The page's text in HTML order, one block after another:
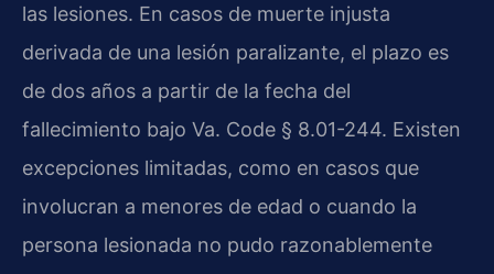
las lesiones. En casos de muerte injusta
derivada de una lesión paralizante, el plazo es
de dos años a partir de la fecha del
fallecimiento bajo Va. Code § 8.01-244. Existen
excepciones limitadas, como en casos que
involucran a menores de edad o cuando la
persona lesionada no pudo razonablemente